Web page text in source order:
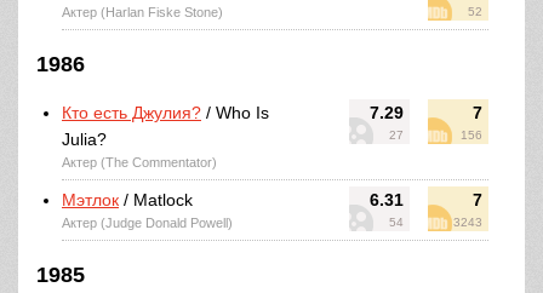
52
Актер (Harlan Fiske Stone)
1986
7.29
27
7
156
Кто есть Джулия? / Who Is
Julia?
Актер (The Commentator)
6.31
54
7
3243
Мэтлок / Matlock
Актер (Judge Donald Powell)
1985